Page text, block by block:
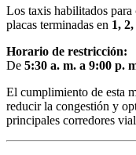
Los taxis habilitados para
placas terminadas en 1,
Horario de restricción:
De 5:30 a. m. a 9:00 p.
El cumplimiento de esta
reducir la congestión y
principales corredores